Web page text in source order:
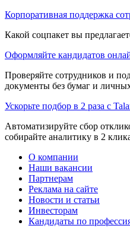
Корпоративная поддержка
Какой соцпакет вы
Оформляйте кандидатов
Проверяйте сотрудников и
документы без бумаг и
Ускорьте подбор в 2 раза с
Автоматизируйте сбор
собирайте аналитику в 2
О компании
Наши вакансии
Партнерам
Реклама на сайте
Новости и статьи
Инвесторам
Кандидаты по